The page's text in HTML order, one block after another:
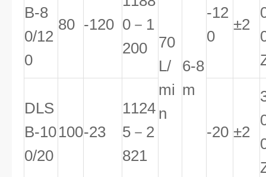
70
L/
mi
n
6-8
m
B-8
0/12
0
80 -120 0－1
200
-12
0
±2
DLS
B-10
0/20
100-23
1124
5－2
821
-20 ±2